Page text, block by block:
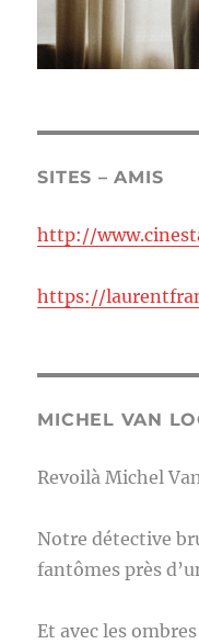
SITES – AMIS
http://
https://
MICHEL VAN
Revoilà Michel
Notre détective
fantômes près
Et avec les